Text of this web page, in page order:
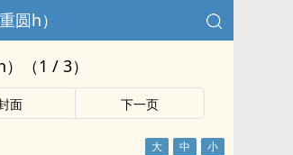
圆h）
（1 / 3）
面 下一页